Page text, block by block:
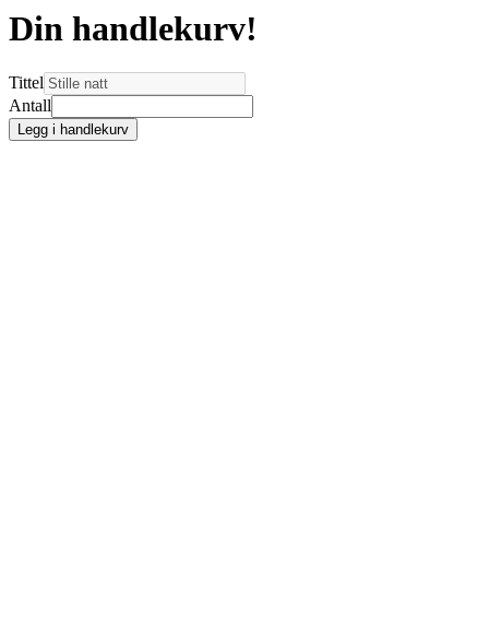
Din handlekurv!
Tittel
Antall